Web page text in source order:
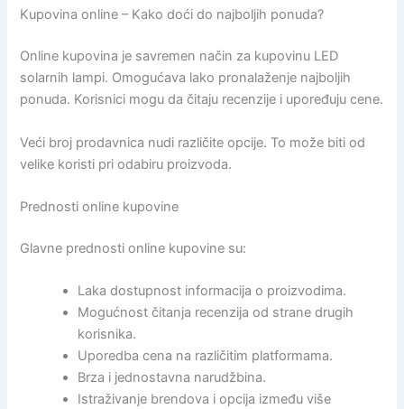
Kupovina online – Kako doći do najboljih ponuda?
Online kupovina je savremen način za kupovinu LED
solarnih lampi. Omogućava lako pronalaženje najboljih
ponuda. Korisnici mogu da čitaju recenzije i upoređuju cene.
Veći broj prodavnica nudi različite opcije. To može biti od
velike koristi pri odabiru proizvoda.
Prednosti online kupovine
Glavne prednosti online kupovine su:
Laka dostupnost informacija o proizvodima.
Mogućnost čitanja recenzija od strane drugih
korisnika.
Uporedba cena na različitim platformama.
Brza i jednostavna narudžbina.
Istraživanje brendova i opcija između više